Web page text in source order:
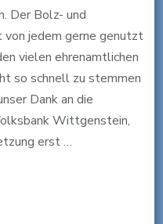
Der Bolz- und
jedem gerne genutzt
vielen ehrenamtlichen
so schnell zu stemmen
Dank an die
Wittgenstein,
erst …